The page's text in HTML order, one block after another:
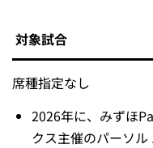
対象試合
席種指定なし
2026年に、みずほ
クス主催のパーソ